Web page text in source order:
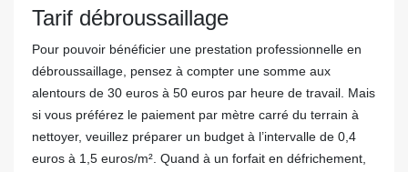
Tarif débroussaillage
Pour pouvoir bénéficier une prestation professionnelle en
débroussaillage, pensez à compter une somme aux
alentours de 30 euros à 50 euros par heure de travail. Mais
si vous préférez le paiement par mètre carré du terrain à
nettoyer, veuillez préparer un budget à l’intervalle de 0,4
euros à 1,5 euros/m². Quand à un forfait en défrichement,